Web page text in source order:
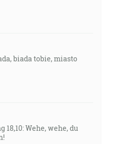
biada tobie, miasto
18,10: Wehe, wehe, du